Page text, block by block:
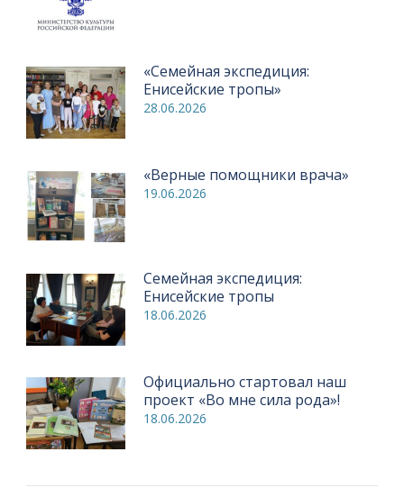
«Семейная экспедиция:
Енисейские тропы»
28.06.2026
«Верные помощники врача»
19.06.2026
Семейная экспедиция:
Енисейские тропы
18.06.2026
Официально стартовал наш
проект «Во мне сила рода»!
18.06.2026